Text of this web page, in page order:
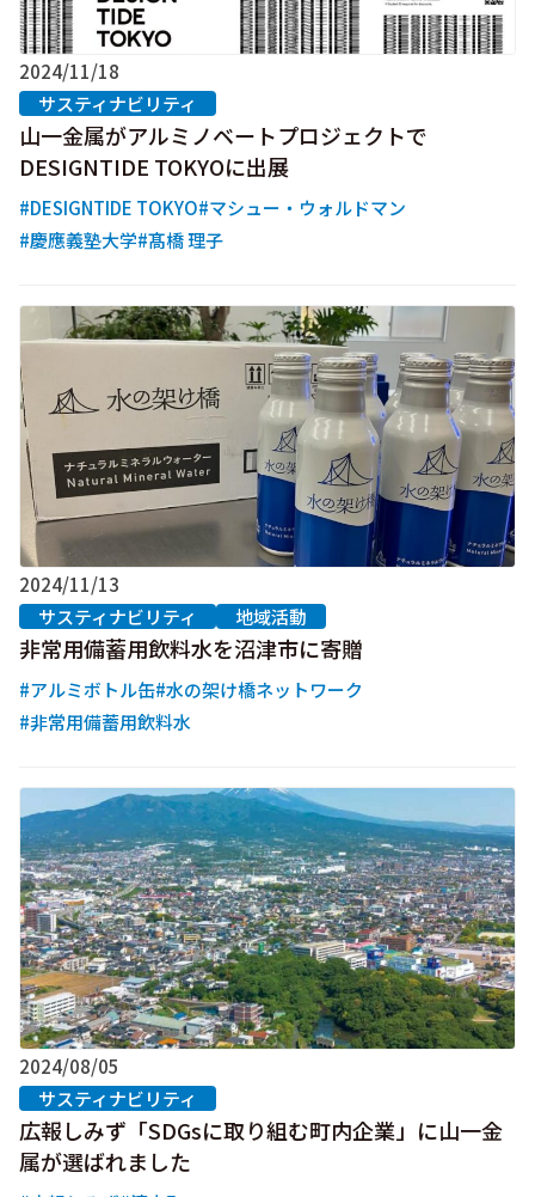
2024/11/18
サスティナビリティ
山一金属がアルミノベートプロジェクトで
DESIGNTIDE TOKYOに出展
#DESIGNTIDE TOKYO#マシュー・ウォルドマン
#慶應義塾大学#髙橋 理子
2024/11/13
サスティナビリティ
地域活動
非常用備蓄用飲料水を沼津市に寄贈
#アルミボトル缶#水の架け橋ネットワーク
#非常用備蓄用飲料水
2024/08/05
サスティナビリティ
広報しみず「SDGsに取り組む町内企業」に山一金
属が選ばれました